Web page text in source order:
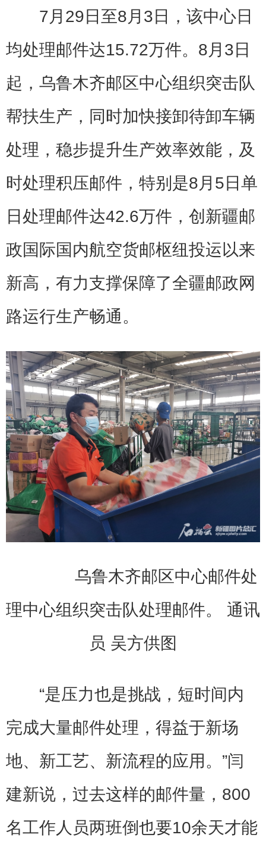
7月29日至8月3日，该中心日
均处理邮件达15.72万件。8月3日
起，乌鲁木齐邮区中心组织突击队
帮扶生产，同时加快接卸待卸车辆
处理，稳步提升生产效率效能，及
时处理积压邮件，特别是8月5日单
日处理邮件达42.6万件，创新疆邮
政国际国内航空货邮枢纽投运以来
新高，有力支撑保障了全疆邮政网
路运行生产畅通。
乌鲁木齐邮区中心邮件处
理中心组织突击队处理邮件。 通讯
员 吴方供图
“是压力也是挑战，短时间内
完成大量邮件处理，得益于新场
地、新工艺、新流程的应用。”闫
建新说，过去这样的邮件量，800
名工作人员两班倒也要10余天才能